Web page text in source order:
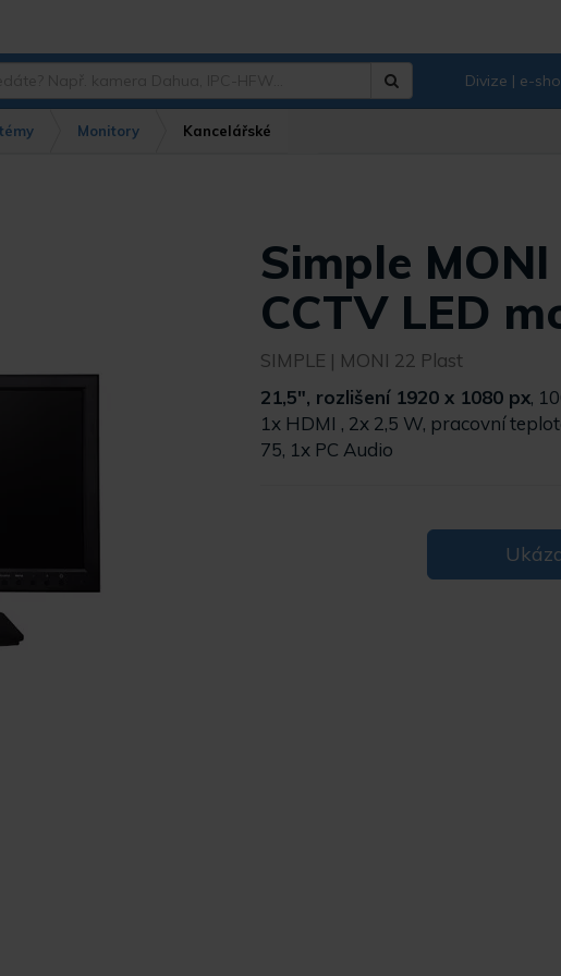
Divize | e-
Monitory Kancelářské
Simple
CCTV LED
SIMPLE | MONI 22 Plast
21,5", rozlišení 1920 x 1080 px,
1x HDMI , 2x 2,5 W, pracovní
75, 1x PC Audio